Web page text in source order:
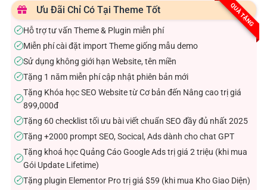
1.500.000₫.
là:
599.000₫.
QUÀ TẶNG
Ưu Đãi Chỉ Có Tại Theme Tốt
✓Hỗ trợ tư vấn Theme & Plugin miễn phí
✓Miễn phí cài đặt import Theme giống mẫu demo
✓Sử dụng không giới hạn Website, tên miền
✓Tặng 1 năm miễn phí cập nhật phiên bản mới
✓
Tặng Khóa học SEO Website từ Cơ bản đến Nâng cao trị giá
899,000đ
✓Tặng 60 checklist tối ưu bài viết chuẩn SEO đầy đủ nhất 2025
✓Tặng +2000 prompt SEO, Socical, Ads dành cho chat GPT
✓
Tặng khoá học Quảng Cáo Google Ads trị giá 2 triệu (khi mua
Gói Update Lifetime)
✓Tặng plugin Elementor Pro trị giá $59 (khi mua Kho Giao Diện)